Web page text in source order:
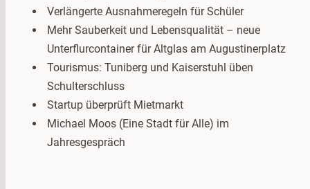
Verlängerte Ausnahmeregeln für Schüler
Mehr Sauberkeit und Lebensqualität – neue
Unterflurcontainer für Altglas am Augustinerplatz
Tourismus: Tuniberg und Kaiserstuhl üben
Schulterschluss
Startup überprüft Mietmarkt
Michael Moos (Eine Stadt für Alle) im
Jahresgespräch